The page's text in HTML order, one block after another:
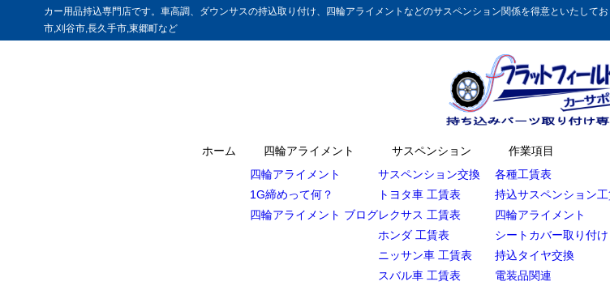
カー用品持込専門店です。車高調、ダウンサスの持込取り付け、四輪アライメントなどのサスペンション関係を得意といたし
市,刈谷市,長久手市,東郷町など
ホーム
四輪アライメント
四輪アライメント
1G締めって何？
四輪アライメント ブログ
サスペンション
サスペンション交換
トヨタ車 工賃表
レクサス 工賃表
ホンダ 工賃表
ニッサン車 工賃表
スバル車 工賃表
作業項目
各種工賃表
持込サスペンション
四輪アライメント
シートカバー取り付け
持込タイヤ交換
電装品関連